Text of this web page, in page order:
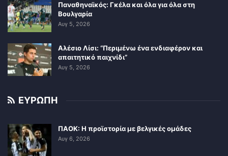
Παναθηναϊκός: Γκέλα και όλα για όλα στη
Βουλγαρία
Αυγ 5, 2026
Αλέσιο Λίσι: “Περιμένω ένα ενδιαφέρον και
απαιτητικό παιχνίδι”
Αυγ 5, 2026
ΕΥΡΩΠΗ
ΠΑΟΚ: Η προϊστορία με βελγικές ομάδες
Αυγ 6, 2026